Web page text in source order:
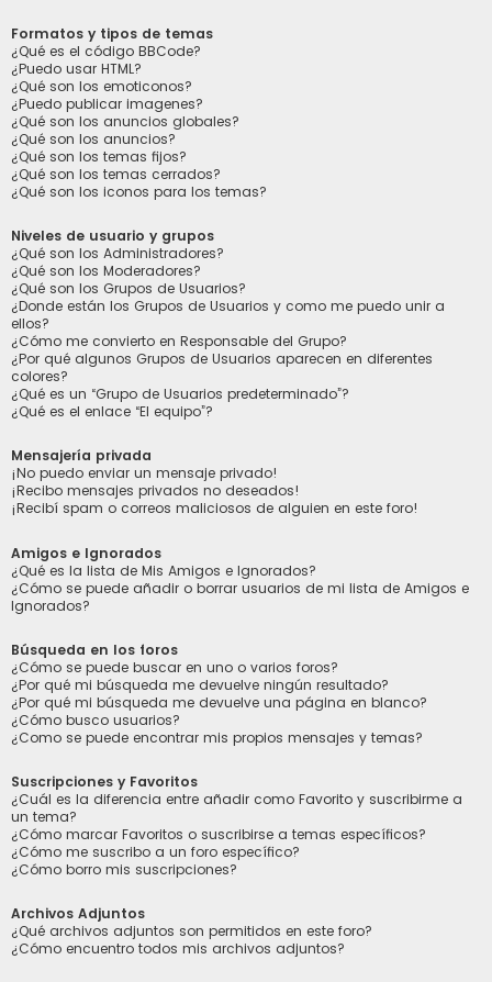
Formatos y tipos de temas
¿Qué es el código BBCode?
¿Puedo usar HTML?
¿Qué son los emoticonos?
¿Puedo publicar imagenes?
¿Qué son los anuncios globales?
¿Qué son los anuncios?
¿Qué son los temas fijos?
¿Qué son los temas cerrados?
¿Qué son los iconos para los temas?
Niveles de usuario y grupos
¿Qué son los Administradores?
¿Qué son los Moderadores?
¿Qué son los Grupos de Usuarios?
¿Donde están los Grupos de Usuarios y como me puedo unir a
ellos?
¿Cómo me convierto en Responsable del Grupo?
¿Por qué algunos Grupos de Usuarios aparecen en diferentes
colores?
¿Qué es un “Grupo de Usuarios predeterminado”?
¿Qué es el enlace “El equipo”?
Mensajería privada
¡No puedo enviar un mensaje privado!
¡Recibo mensajes privados no deseados!
¡Recibí spam o correos maliciosos de alguien en este foro!
Amigos e Ignorados
¿Qué es la lista de Mis Amigos e Ignorados?
¿Cómo se puede añadir o borrar usuarios de mi lista de Amigos e
Ignorados?
Búsqueda en los foros
¿Cómo se puede buscar en uno o varios foros?
¿Por qué mi búsqueda me devuelve ningún resultado?
¿Por qué mi búsqueda me devuelve una página en blanco?
¿Cómo busco usuarios?
¿Como se puede encontrar mis propios mensajes y temas?
Suscripciones y Favoritos
¿Cuál es la diferencia entre añadir como Favorito y suscribirme a
un tema?
¿Cómo marcar Favoritos o suscribirse a temas específicos?
¿Cómo me suscribo a un foro específico?
¿Cómo borro mis suscripciones?
Archivos Adjuntos
¿Qué archivos adjuntos son permitidos en este foro?
¿Cómo encuentro todos mis archivos adjuntos?